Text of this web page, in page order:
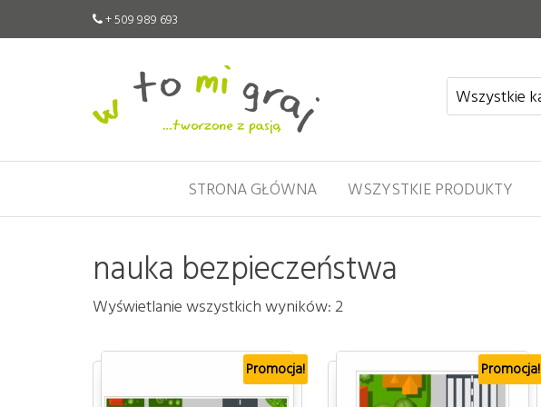
+ 509 989 693
graj
STRONA GŁÓWNA WSZYSTKIE PRODUKTY
nauka bezpieczeństwa
Wyświetlanie wszystkich wyników: 2
Promocja! Promocja!